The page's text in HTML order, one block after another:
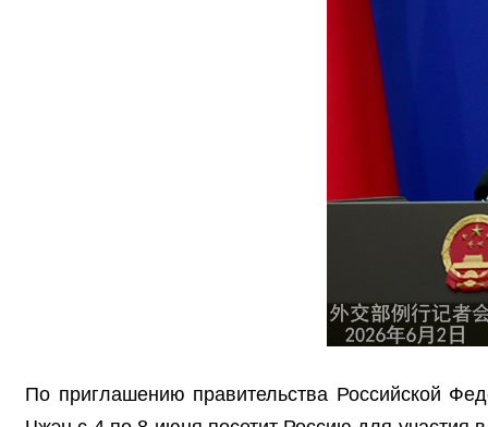
По приглашению правительства Российской